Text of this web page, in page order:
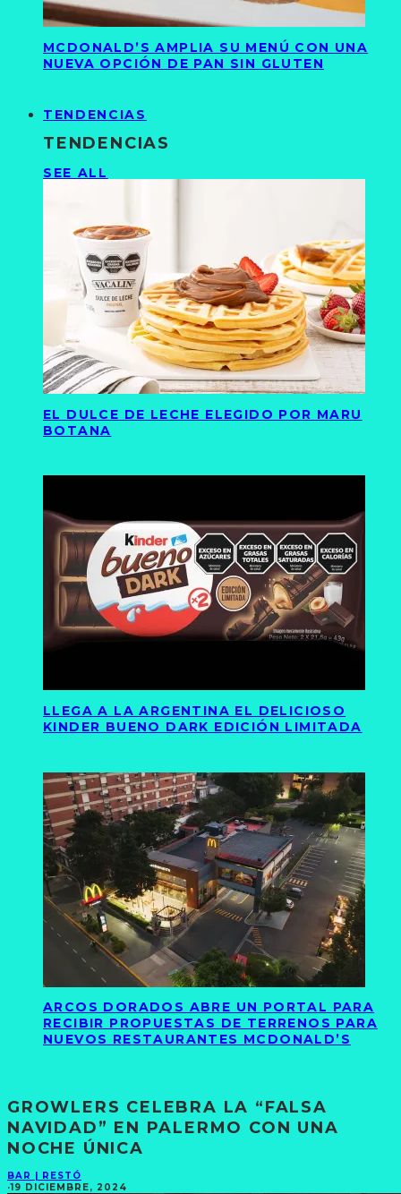
MCDONALD’S AMPLIA SU MENÚ CON UNA
NUEVA OPCIÓN DE PAN SIN GLUTEN
TENDENCIAS
TENDENCIAS
SEE ALL
EL DULCE DE LECHE ELEGIDO POR MARU
BOTANA
LLEGA A LA ARGENTINA EL DELICIOSO
KINDER BUENO DARK EDICIÓN LIMITADA
ARCOS DORADOS ABRE UN PORTAL PARA
RECIBIR PROPUESTAS DE TERRENOS PARA
NUEVOS RESTAURANTES MCDONALD’S
GROWLERS CELEBRA LA “FALSA
NAVIDAD” EN PALERMO CON UNA
NOCHE ÚNICA
BAR | RESTÓ
·19 DICIEMBRE, 2024